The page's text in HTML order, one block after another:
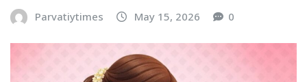
Parvatiytimes May 15, 2026 0